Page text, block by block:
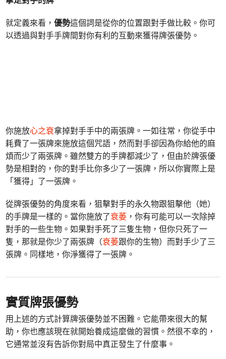
就定義來看，優勢這個詞是從你的位置跟對手做比較。你可
以透過與對手手牌間對你有利的互動來獲得牌張優勢。
你施放心之衰拿掉對手手中的兩張牌。一如往常，你從手中
耗費了一張牌來施放這個咒語，然而對手卻因為你給他的麻
煩而少了兩張牌。雖然雙方的手牌都減少了，但由於牌張優
勢是相對的，你的對手比你多少了一張牌，所以你實際上是
「獲得」了一張牌。
從牌張優勢的角度來看，狙擊對手的永久物跟狙擊他（她）
的手牌是一樣的。當你施放了衰萎 ，你有可能可以一次除掉
對手的一些生物。如果對手死了三隻生物，但你只死了一
隻，那就是你少了兩張牌（衰萎跟你的生物）而對手少了三
張牌。同樣地，你淨獲得了一張牌。
實質牌張優勢
用上述的方式計算牌張優勢並不困難。它能帶來很大的幫
助，你也應該現在就開始養成這麼做的習慣。然很不幸的，
它通常並沒有告訴你對局中真正發生了什麼事。